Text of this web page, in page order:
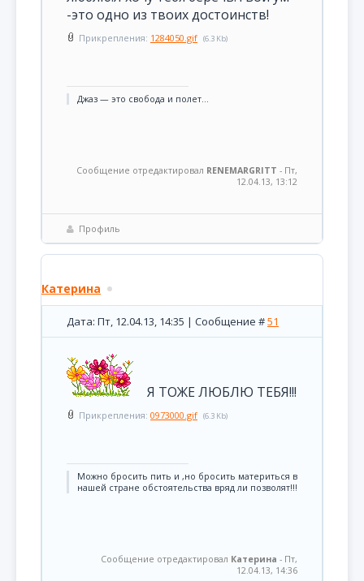
-это одно из твоих достоинств!
Прикрепления: 1284050.gif (6.3 Kb)
Джаз — это свобода и полет...
Сообщение отредактировал RENEMARGRITT - Пт,
12.04.13, 13:12
Профиль
Катерина
Дата: Пт, 12.04.13, 14:35 | Сообщение #51
Я ТОЖЕ ЛЮБЛЮ ТЕБЯ!!!
Прикрепления: 0973000.gif (6.3 Kb)
Можно бросить пить и ,но бросить материться в
нашей стране обстоятельства вряд ли позволят!!!
Сообщение отредактировал Катерина - Пт,
12.04.13, 14:36